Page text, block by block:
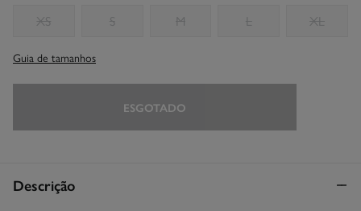
XS S M L XL
Guia de tamanhos
ESGOTADO
Descrição